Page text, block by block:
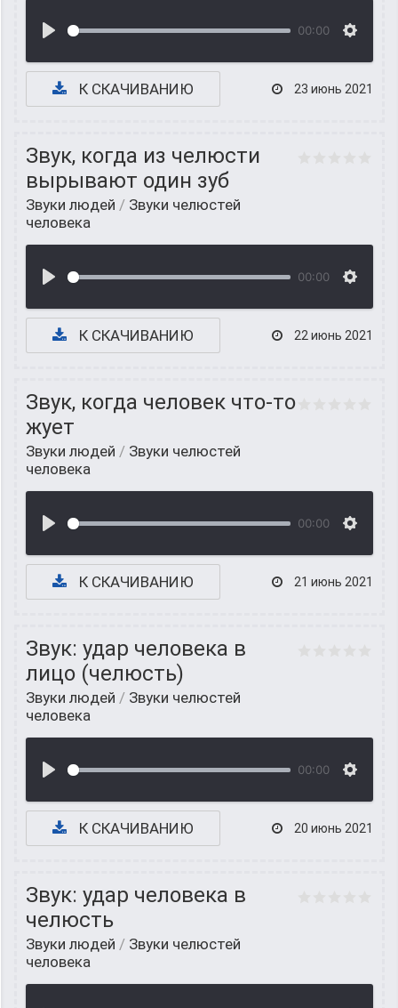
00:00
К СКАЧИВАНИЮ 23 июнь 2021
Звук, когда из челюсти
вырывают один зуб
Звуки людей / Звуки челюстей
человека
00:00
К СКАЧИВАНИЮ 22 июнь 2021
Звук, когда человек что-то
жует
Звуки людей / Звуки челюстей
человека
00:00
К СКАЧИВАНИЮ 21 июнь 2021
Звук: удар человека в
лицо (челюсть)
Звуки людей / Звуки челюстей
человека
00:00
К СКАЧИВАНИЮ 20 июнь 2021
Звук: удар человека в
челюсть
Звуки людей / Звуки челюстей
человека